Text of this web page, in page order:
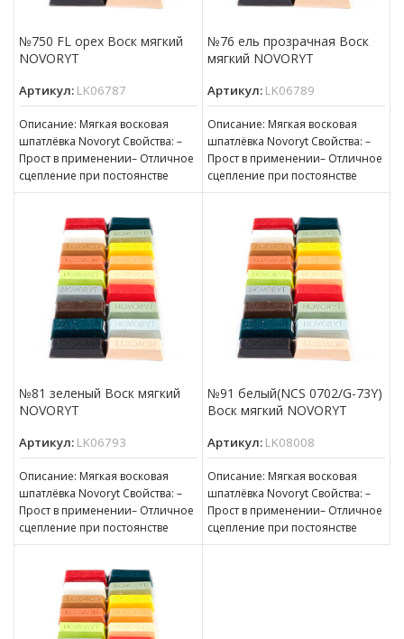
№750 FL орех Воск мягкий
NOVORYT
Артикул: LK06787
Описание: Мягкая восковая
шпатлёвка Novoryt Свойства: –
Прост в применении– Отличное
сцепление при постоянстве
консистенции– Готов к
№76 ель прозрачная Воск
мягкий NOVORYT
Артикул: LK06789
Описание: Мягкая восковая
шпатлёвка Novoryt Свойства: –
Прост в применении– Отличное
сцепление при постоянстве
консистенции– Готов к
№81 зеленый Воск мягкий
NOVORYT
Артикул: LK06793
Описание: Мягкая восковая
шпатлёвка Novoryt Свойства: –
Прост в применении– Отличное
сцепление при постоянстве
консистенции– Готов к
№91 белый(NCS 0702/G-73Y)
Воск мягкий NOVORYT
Артикул: LK08008
Описание: Мягкая восковая
шпатлёвка Novoryt Свойства: –
Прост в применении– Отличное
сцепление при постоянстве
консистенции– Готов к